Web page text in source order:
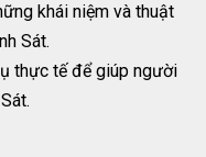
khái niệm và thuật
Sát.
thực tế để giúp người